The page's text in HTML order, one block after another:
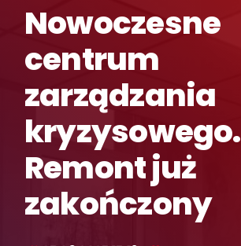
Nowoczesne
centrum
zarządzania
kryzysowego.
Remont już
zakończony